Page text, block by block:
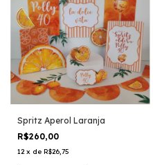
Spritz Aperol Laranja
R$260,00
12 x de R$26,75